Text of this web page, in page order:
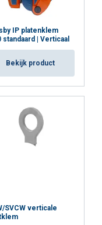
IP platenklem
standaard | Verticaal
Bekijk product
SVCW verticale
zij hebben
hun diensten.
Targeting